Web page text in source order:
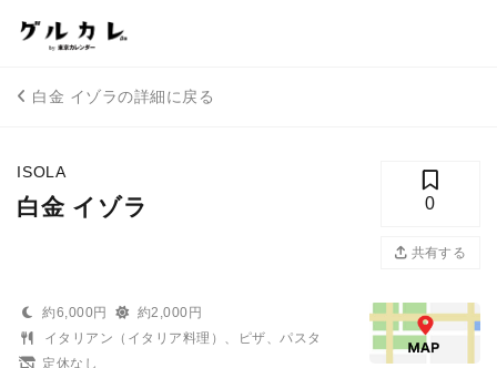
白金 イゾラの詳細に戻る
ISOLA
白金 イゾラ 0
共有する
約6,000円
約2,000円
イタリアン（イタリア料理）、ピザ、パスタ
定休なし